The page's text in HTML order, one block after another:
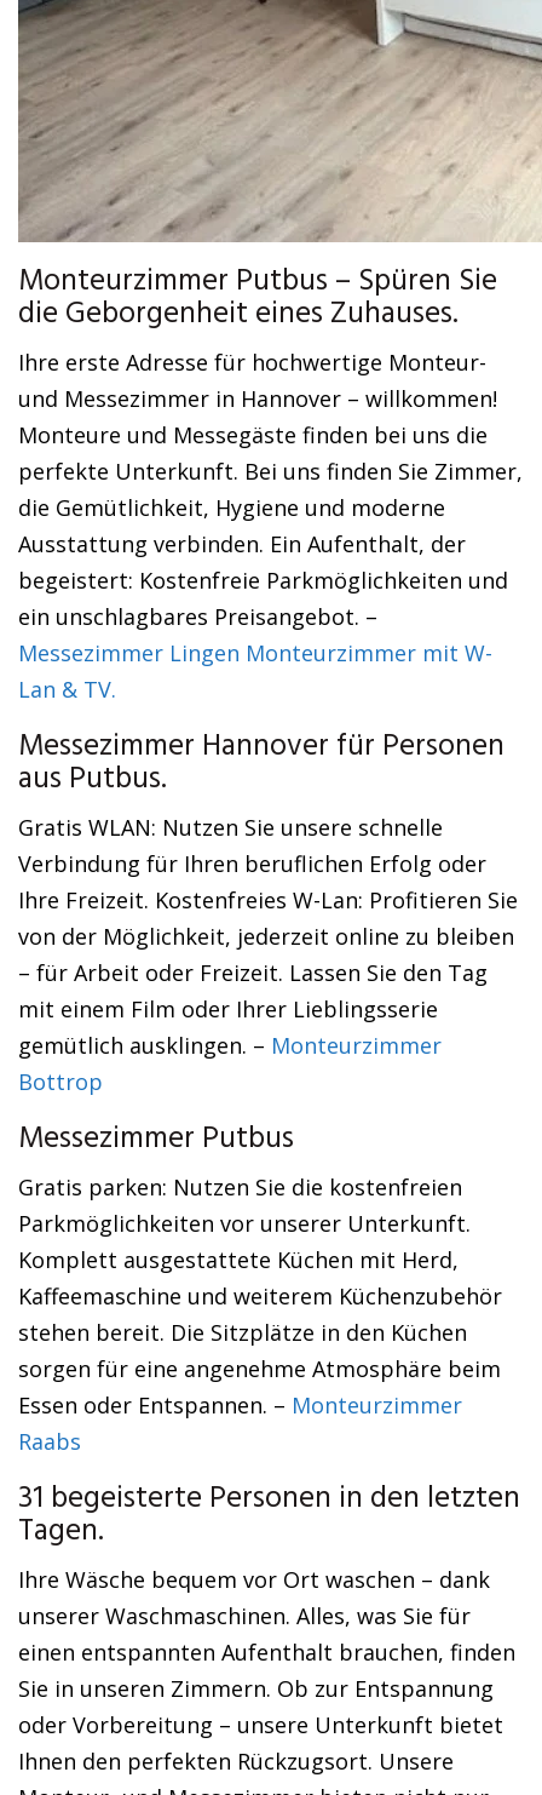
Monteurzimmer Putbus – Spüren Sie
die Geborgenheit eines Zuhauses.
Ihre erste Adresse für hochwertige Monteur-
und Messezimmer in Hannover – willkommen!
Monteure und Messegäste finden bei uns die
perfekte Unterkunft. Bei uns finden Sie Zimmer,
die Gemütlichkeit, Hygiene und moderne
Ausstattung verbinden. Ein Aufenthalt, der
begeistert: Kostenfreie Parkmöglichkeiten und
ein unschlagbares Preisangebot. –
Messezimmer Lingen Monteurzimmer mit W-
Lan & TV.
Messezimmer Hannover für Personen
aus Putbus.
Gratis WLAN: Nutzen Sie unsere schnelle
Verbindung für Ihren beruflichen Erfolg oder
Ihre Freizeit. Kostenfreies W-Lan: Profitieren Sie
von der Möglichkeit, jederzeit online zu bleiben
– für Arbeit oder Freizeit. Lassen Sie den Tag
mit einem Film oder Ihrer Lieblingsserie
gemütlich ausklingen. – Monteurzimmer
Bottrop
Messezimmer Putbus
Gratis parken: Nutzen Sie die kostenfreien
Parkmöglichkeiten vor unserer Unterkunft.
Komplett ausgestattete Küchen mit Herd,
Kaffeemaschine und weiterem Küchenzubehör
stehen bereit. Die Sitzplätze in den Küchen
sorgen für eine angenehme Atmosphäre beim
Essen oder Entspannen. – Monteurzimmer
Raabs
31 begeisterte Personen in den letzten
Tagen.
Ihre Wäsche bequem vor Ort waschen – dank
unserer Waschmaschinen. Alles, was Sie für
einen entspannten Aufenthalt brauchen, finden
Sie in unseren Zimmern. Ob zur Entspannung
oder Vorbereitung – unsere Unterkunft bietet
Ihnen den perfekten Rückzugsort. Unsere